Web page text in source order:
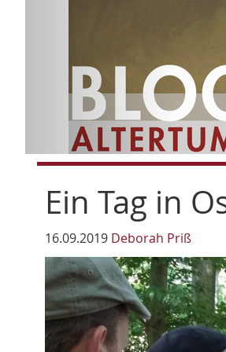
Ein Tag in
16.09.2019 Deborah Priß